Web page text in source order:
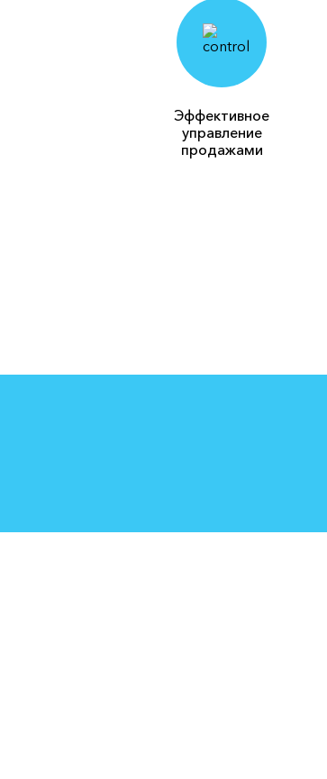
Эффективное
управление
продажами